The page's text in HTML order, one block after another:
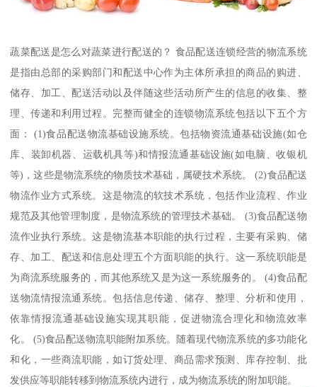
蔬菜配送是怎么对蔬菜进行配送的？ 食品配送连锁经营的物流系统
是指由总部的采购部门和配送中心作为主体所承担的商品的购进、
储存、加工、配送活动以及伴随这些活动所产生的信息的收集、整
理、传递和利用过程。完整而健全的连锁物流系统包括以下五个方
面： (1)食品配送物流基础设施系统。包括物资流通基础设施(如仓
库、装卸机器、运载机具等)和情报流通基础设施(如电脑、收银机
等)，这些是物流系统的物质技术基础，属硬技术系统。 (2)食品配送
物流作业方式系统。这是物流的软技术系统，包括作业流程、作业
规范及其他管理制度，是物流系统的管理技术基础。 (3)食品配送物
流作业执行系统。这是物流基本职能的执行过程，主要有采购、储
存、加工、配送和信息处理五个方面职能的执行。这一系统职能是
为商流系统服务的，而其他系统又是为这一系统服务的。 (4)食品配
送物流情报流通系统。包括信息传递、储存、整理、分析和使用，
依靠情报流通基础设施实现其职能，促进物流合理化和物流效率
化。 (5)食品配送物流职能附加系统。随着现代物流系统的多功能化
和化，一些商流职能，如订货处理、商品需求预测、库存控制、批
发供应等职能转移到物流系统内进行，成为物流系统的附加职能。